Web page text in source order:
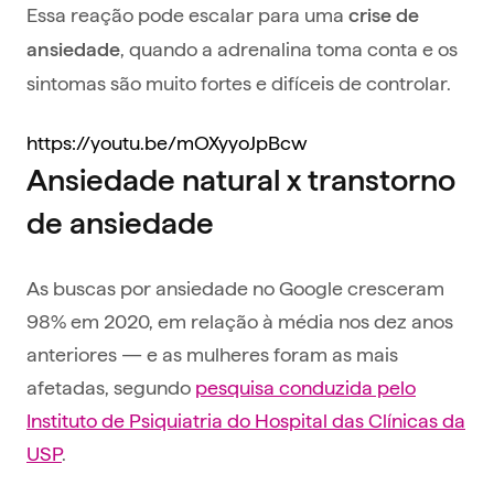
Essa reação pode escalar para uma crise de
ansiedade, quando a adrenalina toma conta e os
sintomas são muito fortes e difíceis de controlar.
https://youtu.be/mOXyyoJpBcw
Ansiedade natural x transtorno
de ansiedade
As buscas por ansiedade no Google cresceram
98% em 2020, em relação à média nos dez anos
anteriores — e as mulheres foram as mais
afetadas, segundo pesquisa conduzida pelo
Instituto de Psiquiatria do Hospital das Clínicas da
USP.